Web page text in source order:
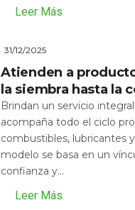
Leer Más
31/12/2025
Atienden a
la siembra hasta la
Brindan un servicio
acompaña todo el ciclo
combustibles, lubricantes
modelo se basa en un
confianza y...
Leer Más